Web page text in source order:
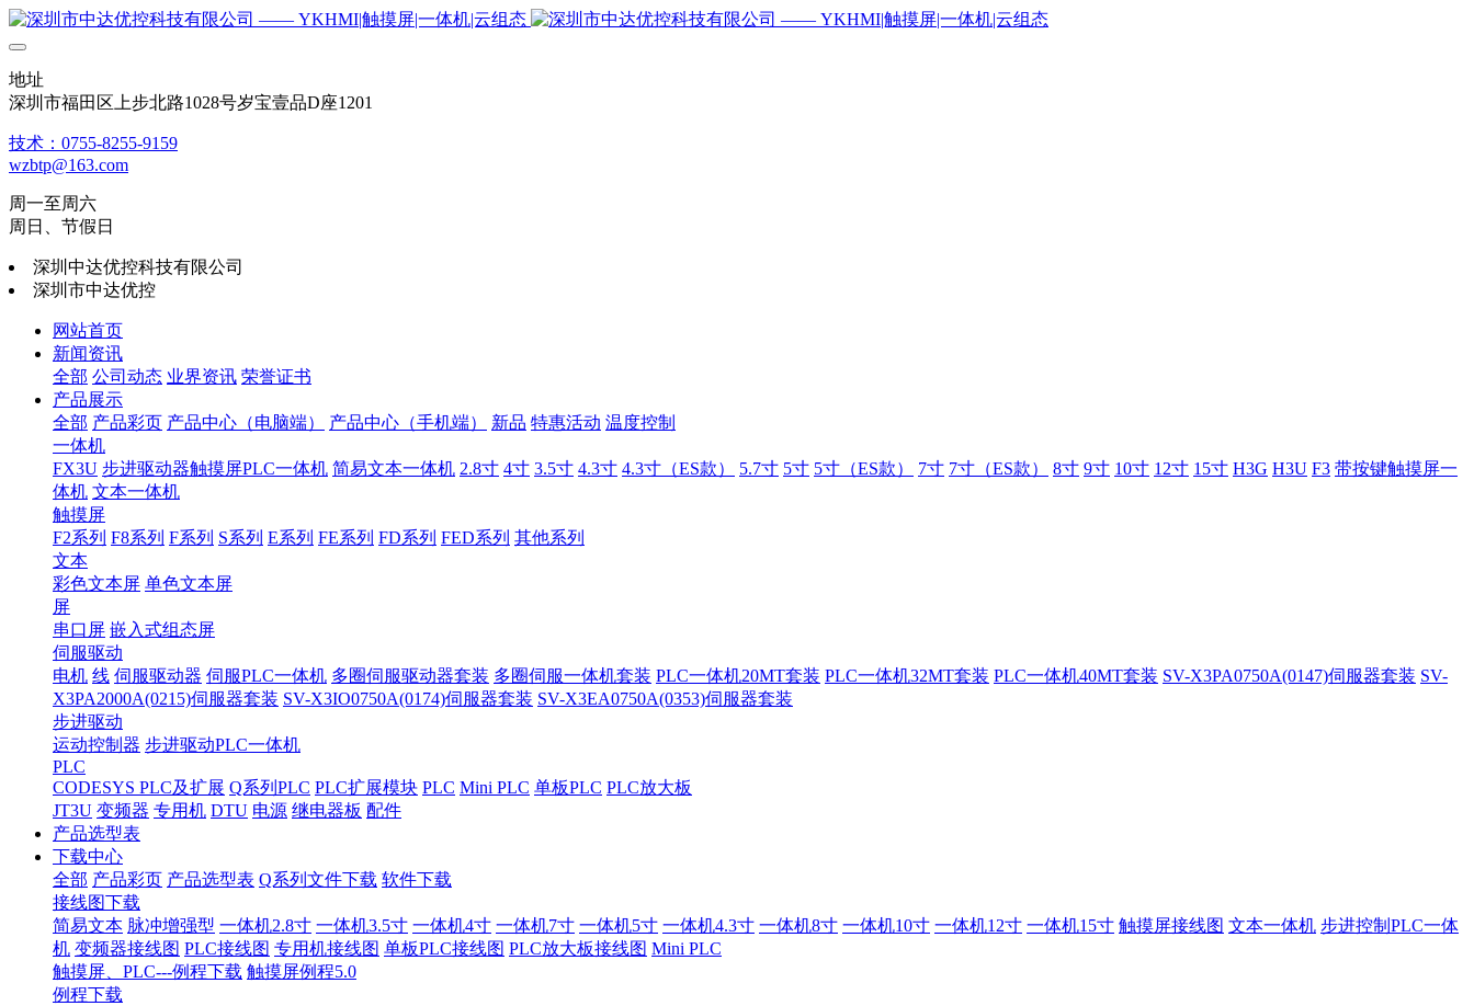
地址
深圳市福田区上步北路1028号岁宝壹品D座1201
技术：0755-8255-9159
wzbtp@163.com
周一至周六
周日、节假日
深圳中达优控科技有限公司
深圳市中达优控
网站首页
新闻资讯
全部 公司动态 业界资讯 荣誉证书
产品展示
全部 产品彩页 产品中心（电脑端） 产品中心（手机端） 新品 特惠活动 温度控制
一体机
FX3U 步进驱动器触摸屏PLC一体机 简易文本一体机 2.8寸 4寸 3.5寸 4.3寸 4.3寸（ES款） 5.7寸 5寸 5寸（ES款） 7寸 7寸（ES款） 8寸 9寸 10寸 12寸 15寸 H3G H3U F3 带按键触摸屏一
体机 文本一体机
触摸屏
F2系列 F8系列 F系列 S系列 E系列 FE系列 FD系列 FED系列 其他系列
文本
彩色文本屏 单色文本屏
屏
串口屏 嵌入式组态屏
伺服驱动
电机 线 伺服驱动器 伺服PLC一体机 多圈伺服驱动器套装 多圈伺服一体机套装 PLC一体机20MT套装 PLC一体机32MT套装 PLC一体机40MT套装 SV-X3PA0750A(0147)伺服器套装 SV-
X3PA2000A(0215)伺服器套装 SV-X3IO0750A(0174)伺服器套装 SV-X3EA0750A(0353)伺服器套装
步进驱动
运动控制器 步进驱动PLC一体机
PLC
CODESYS PLC及扩展 Q系列PLC PLC扩展模块 PLC Mini PLC 单板PLC PLC放大板
JT3U 变频器 专用机 DTU 电源 继电器板 配件
产品选型表
下载中心
全部 产品彩页 产品选型表 Q系列文件下载 软件下载
接线图下载
简易文本 脉冲增强型 一体机2.8寸 一体机3.5寸 一体机4寸 一体机7寸 一体机5寸 一体机4.3寸 一体机8寸 一体机10寸 一体机12寸 一体机15寸 触摸屏接线图 文本一体机 步进控制PLC一体
机 变频器接线图 PLC接线图 专用机接线图 单板PLC接线图 PLC放大板接线图 Mini PLC
触摸屏、PLC---例程下载 触摸屏例程5.0
例程下载